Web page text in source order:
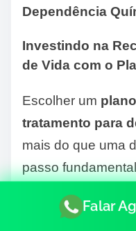
Dependência
Investindo na
de Vida com o
Escolher um
tratamento para
mais do que uma
passo
paciente e seus
Falar